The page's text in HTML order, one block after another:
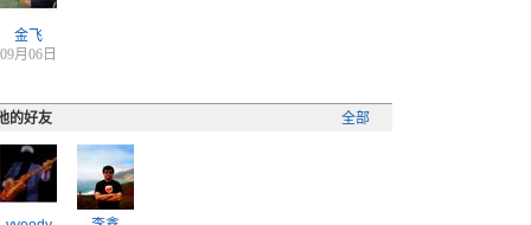
金飞
09月06日
全部
的好友